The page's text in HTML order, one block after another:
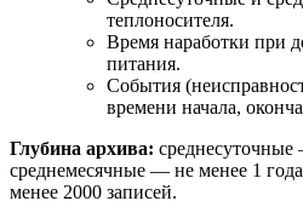
теплоносителя.
Время наработки при
питания.
События
времени начала,
Глубина архива:
среднемесячные — не менее 1
менее 2000 записей.